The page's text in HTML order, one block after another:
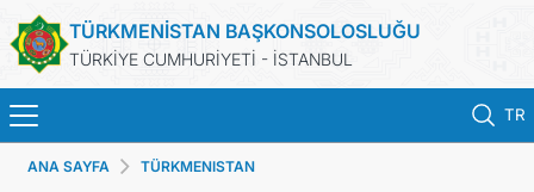
TÜRKMENİSTAN BAŞKONSOLOSLUĞU
TÜRKİYE CUMHURİYETİ - İSTANBUL
TR
ANA SAYFA
ANA SAYFA TÜRKMENISTAN